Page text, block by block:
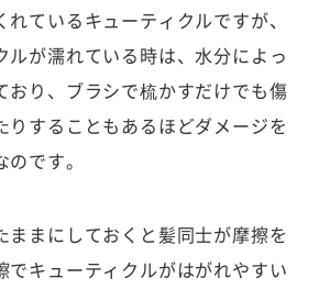
ているキューティクルですが、
ルが濡れている時は、水分によっ
おり、ブラシで梳かすだけでも傷
りすることもあるほどダメージを
です。
ままにしておくと髪同士が摩擦を
でキューティクルがはがれやすい